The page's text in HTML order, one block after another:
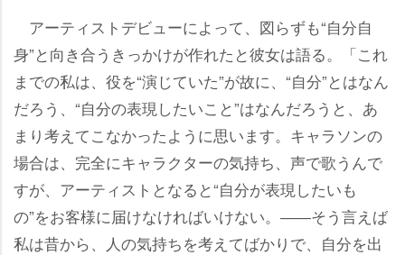
アーティストデビューによって、図らずも“自分自
身”と向き合うきっかけが作れたと彼女は語る。「これ
までの私は、役を“演じていた”が故に、“自分”とはなん
だろう、“自分の表現したいこと”はなんだろうと、あ
まり考えてこなかったように思います。キャラソンの
場合は、完全にキャラクターの気持ち、声で歌うんで
すが、アーティストとなると“自分が表現したいも
の”をお客様に届けなければいけない。――そう言えば
私は昔から、人の気持ちを考えてばかりで、自分を出